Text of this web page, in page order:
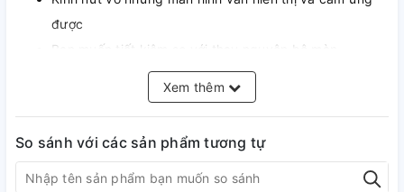
được
Bạn muốn tiết kiệm so với thay nguyên bộ màn
Màn hình bị trầy xước gây mất thẩm mỹ
Xem thêm
So sánh với các sản phẩm tương tự